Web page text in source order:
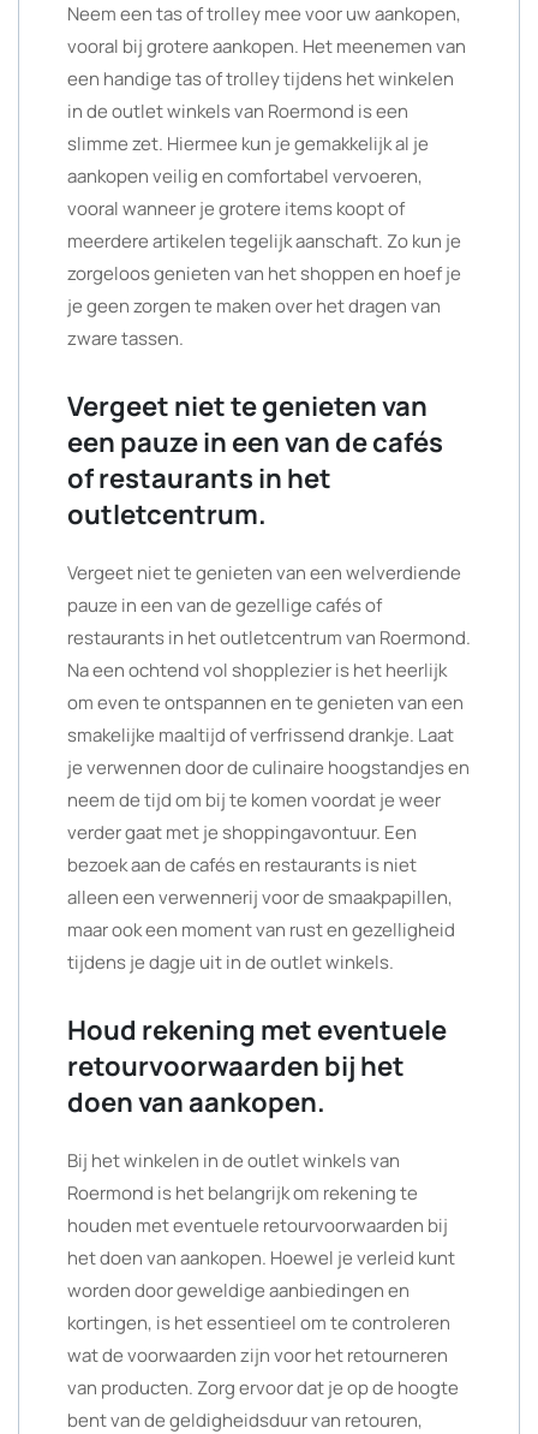
Neem een tas of trolley mee voor uw aankopen,
vooral bij grotere aankopen. Het meenemen van
een handige tas of trolley tijdens het winkelen
in de outlet winkels van Roermond is een
slimme zet. Hiermee kun je gemakkelijk al je
aankopen veilig en comfortabel vervoeren,
vooral wanneer je grotere items koopt of
meerdere artikelen tegelijk aanschaft. Zo kun je
zorgeloos genieten van het shoppen en hoef je
je geen zorgen te maken over het dragen van
zware tassen.
Vergeet niet te genieten van
een pauze in een van de cafés
of restaurants in het
outletcentrum.
Vergeet niet te genieten van een welverdiende
pauze in een van de gezellige cafés of
restaurants in het outletcentrum van Roermond.
Na een ochtend vol shopplezier is het heerlijk
om even te ontspannen en te genieten van een
smakelijke maaltijd of verfrissend drankje. Laat
je verwennen door de culinaire hoogstandjes en
neem de tijd om bij te komen voordat je weer
verder gaat met je shoppingavontuur. Een
bezoek aan de cafés en restaurants is niet
alleen een verwennerij voor de smaakpapillen,
maar ook een moment van rust en gezelligheid
tijdens je dagje uit in de outlet winkels.
Houd rekening met eventuele
retourvoorwaarden bij het
doen van aankopen.
Bij het winkelen in de outlet winkels van
Roermond is het belangrijk om rekening te
houden met eventuele retourvoorwaarden bij
het doen van aankopen. Hoewel je verleid kunt
worden door geweldige aanbiedingen en
kortingen, is het essentieel om te controleren
wat de voorwaarden zijn voor het retourneren
van producten. Zorg ervoor dat je op de hoogte
bent van de geldigheidsduur van retouren,